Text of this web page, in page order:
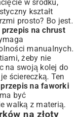
w środku,
kształt
prosto? Bo jest.
przepis na chrust
manualnych.
żeby nie
na swoją kolej do
ściereczką. Ten
na faworki
być
walką z materią.
na złoty